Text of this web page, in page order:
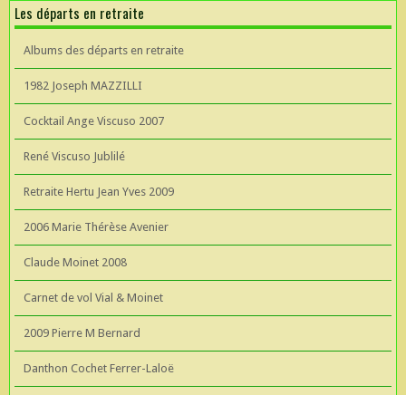
Les départs en retraite
Albums des départs en retraite
1982 Joseph MAZZILLI
Cocktail Ange Viscuso 2007
René Viscuso Jublilé
Retraite Hertu Jean Yves 2009
2006 Marie Thérèse Avenier
Claude Moinet 2008
Carnet de vol Vial & Moinet
2009 Pierre M Bernard
Danthon Cochet Ferrer-Laloë